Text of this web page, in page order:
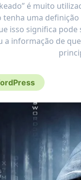
é muito
tenha uma
isso significa
a informação de